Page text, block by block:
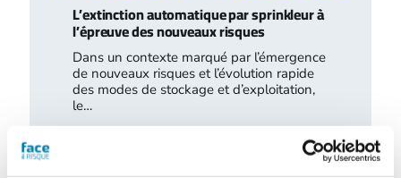
L’extinction automatique par sprinkleur à
l’épreuve des nouveaux risques
Dans un contexte marqué par l’émergence
de nouveaux risques et l’évolution rapide
des modes de stockage et d’exploitation,
le…